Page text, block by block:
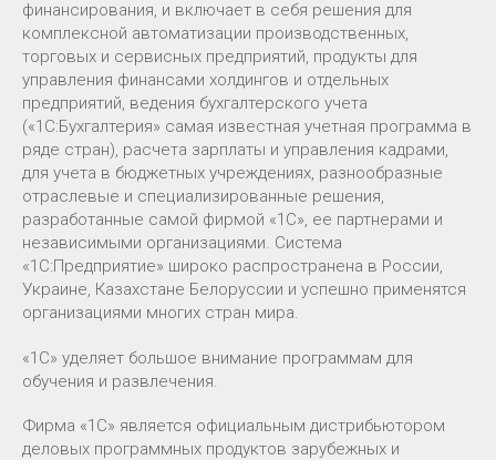
финансирования, и включает в себя решения для
комплексной автоматизации производственных,
торговых и сервисных предприятий, продукты для
управления финансами холдингов и отдельных
предприятий, ведения бухгалтерского учета
(«1С:Бухгалтерия» самая известная учетная программа в
ряде стран), расчета зарплаты и управления кадрами,
для учета в бюджетных учреждениях, разнообразные
отраслевые и специализированные решения,
разработанные самой фирмой «1С», ее партнерами и
независимыми организациями. Система
«1С:Предприятие» широко распространена в России,
Украине, Казахстане Белоруссии и успешно применятся
организациями многих стран мира.
«1С» уделяет большое внимание программам для
обучения и развлечения.
Фирма «1С» является официальным дистрибьютором
деловых программных продуктов зарубежных и